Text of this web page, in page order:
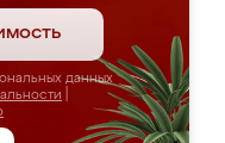
данных